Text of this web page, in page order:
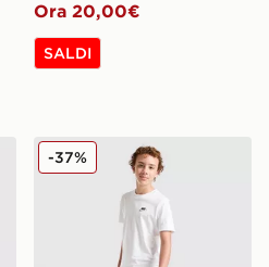
Ora 20,00€
SALDI
Pantaloncino Bambino
Nike Costume da bagno
-37%